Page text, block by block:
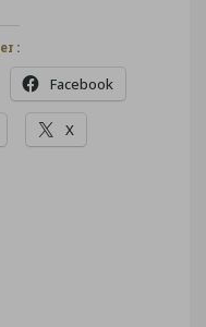
:
Facebook
X